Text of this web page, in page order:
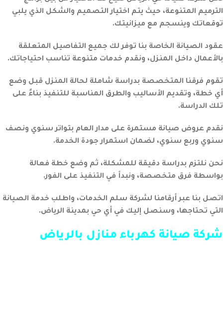
الترميم المتنوعة، حيث يتم اختيار التصميم والشكل الذي يلبي
توقعاتك وينسجم مع ميزانيتك.
عقود الصيانة الخاصة بنا توفر لك جميع التفاصيل المتعلقة
بالأعمال داخل المنزل، ونقدم خدمات متنوعة تناسب احتياجاتك.
تقوم فرقنا المتخصصة بدراسة شاملة لحالة المنزل قبل وضع
أي خطة، وتقديم الأساليب والطرق المناسبة للتنفيذ بناءً على
تلك الدراسة.
نقدم عروض صيانة مستمرة على مدار العام بتواتر سنوي ونصف
سنوي وربع سنوي، لضمان استمرار جودة الخدمة.
نحن نلتزم بدراسة دقيقة للمشكلة، ثم وضع خطة فعالة
بواسطة فرق متخصصة، ونبدأ في التنفيذ على الفور.
اتصل بنا عبر أرقامنا لشركة سلم الخدمات، واطلب خدمة الصيانة
التي تحتاجها، وسنصل إليك في أي حي بمدينة الرياض.
شركة صيانة كهرباء منازل بالرياض